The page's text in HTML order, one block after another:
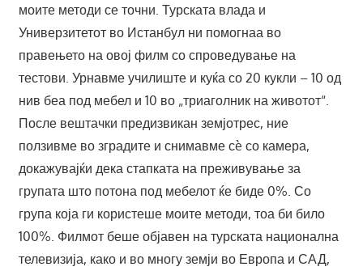
моите методи се точни. Турската влада и
Универзитетот во Истанбул ни помогнаа во
правењето на овој филм со спроведување на
тестови. Урнавме училиште и куќа со 20 кукли – 10 од
нив беа под мебел и 10 во „триаголник на животот“.
После вештачки предизвикан земјотрес, ние
ползивме во зградите и снимавме сè со камера,
докажувајќи дека стапката на преживување за
групата што потона под мебелот ќе биде 0%. Со
група која ги користеше моите методи, тоа би било
100%. Филмот беше објавен на турската национална
телевизија, како и во многу земји во Европа и САД,